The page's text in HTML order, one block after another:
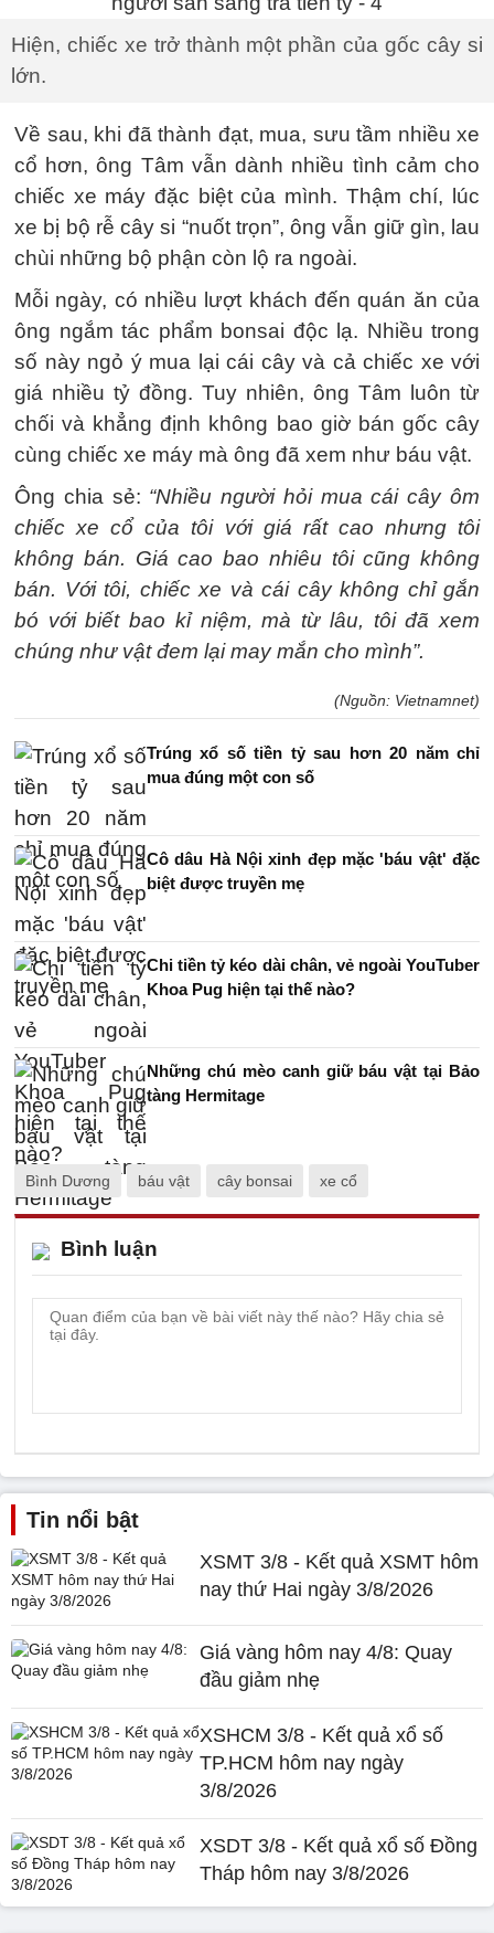
Hiện, chiếc xe trở thành một phần của gốc cây si
lớn.
Về sau, khi đã thành đạt, mua, sưu tầm nhiều xe
cổ hơn, ông Tâm vẫn dành nhiều tình cảm cho
chiếc xe máy đặc biệt của mình. Thậm chí, lúc
xe bị bộ rễ cây si “nuốt trọn”, ông vẫn giữ gìn, lau
chùi những bộ phận còn lộ ra ngoài.
Mỗi ngày, có nhiều lượt khách đến quán ăn của
ông ngắm tác phẩm bonsai độc lạ. Nhiều trong
số này ngỏ ý mua lại cái cây và cả chiếc xe với
giá nhiều tỷ đồng. Tuy nhiên, ông Tâm luôn từ
chối và khẳng định không bao giờ bán gốc cây
cùng chiếc xe máy mà ông đã xem như báu vật.
Ông chia sẻ: “Nhiều người hỏi mua cái cây ôm
chiếc xe cổ của tôi với giá rất cao nhưng tôi
không bán. Giá cao bao nhiêu tôi cũng không
bán. Với tôi, chiếc xe và cái cây không chỉ gắn
bó với biết bao kỉ niệm, mà từ lâu, tôi đã xem
chúng như vật đem lại may mắn cho mình”.
(Nguồn: Vietnamnet)
Trúng xổ số tiền tỷ sau hơn 20 năm chỉ
mua đúng một con số
Cô dâu Hà Nội xinh đẹp mặc 'báu vật' đặc
biệt được truyền mẹ
Chi tiền tỷ kéo dài chân, vẻ ngoài YouTuber
Khoa Pug hiện tại thế nào?
Những chú mèo canh giữ báu vật tại Bảo
tàng Hermitage
Bình Dương báu vật cây bonsai xe cổ
Bình luận
Tin nổi bật
XSMT 3/8 - Kết quả XSMT hôm
nay thứ Hai ngày 3/8/2026
Giá vàng hôm nay 4/8: Quay
đầu giảm nhẹ
XSHCM 3/8 - Kết quả xổ số
TP.HCM hôm nay ngày
3/8/2026
XSDT 3/8 - Kết quả xổ số Đồng
Tháp hôm nay 3/8/2026